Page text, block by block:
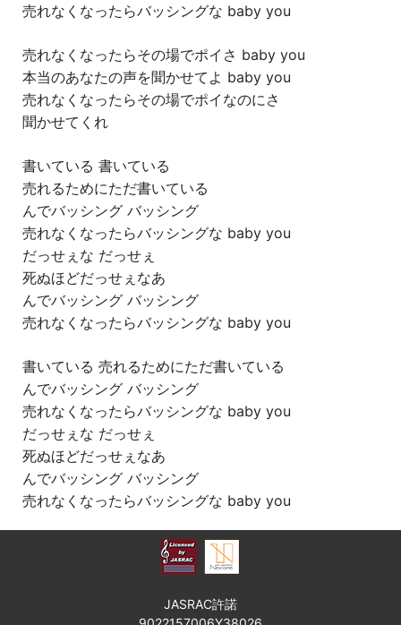
売れなくなったらバッシングな baby you
売れなくなったらその場でポイさ baby you
本当のあなたの声を聞かせてよ baby you
売れなくなったらその場でポイなのにさ
聞かせてくれ
書いている 書いている
売れるためにただ書いている
んでバッシング バッシング
売れなくなったらバッシングな baby you
だっせぇな だっせぇ
死ぬほどだっせぇなあ
んでバッシング バッシング
売れなくなったらバッシングな baby you
書いている 売れるためにただ書いている
んでバッシング バッシング
売れなくなったらバッシングな baby you
だっせぇな だっせぇ
死ぬほどだっせぇなあ
んでバッシング バッシング
売れなくなったらバッシングな baby you
JASRAC許諾